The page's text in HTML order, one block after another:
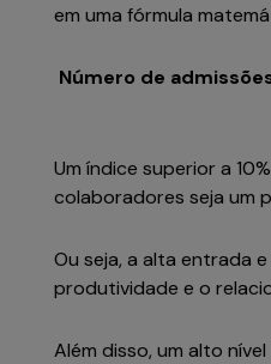
em uma fórmula
Número de
Um índice superior a
colaboradores seja um
Ou seja, a alta entrada
produtividade e o
Além disso, um alto